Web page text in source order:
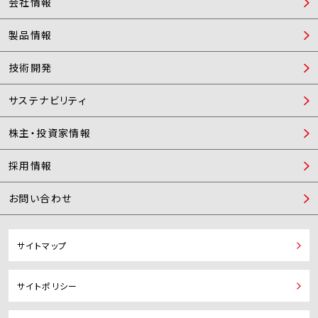
製品情報
技術開発
サステナビリティ
株主・投資家情報
採用情報
お問い合わせ
サイトマップ
サイトポリシー